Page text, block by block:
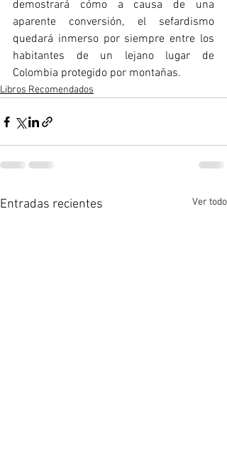
demostrará cómo a causa de una
aparente conversión, el sefardismo
quedará inmerso por siempre entre los
habitantes de un lejano lugar de
Colombia protegido por montañas.
Libros Recomendados
Entradas recientes Ver todo